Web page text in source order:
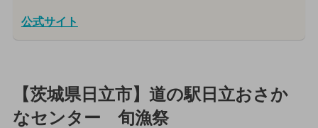
公式サイト
【茨城県日立市】道の駅日立おさか
なセンター 旬漁祭